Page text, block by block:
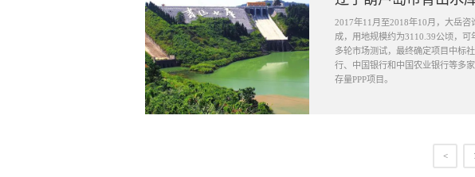
2017年11月至2018年10月，大岳
成，用地规模约为3110.39公顷，
多轮市场测试，最终确定项目中标
行、中国银行和中国农业银行等多
存量PPP项目。
<